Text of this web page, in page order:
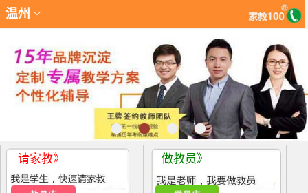
温州
请家教》 做教员》